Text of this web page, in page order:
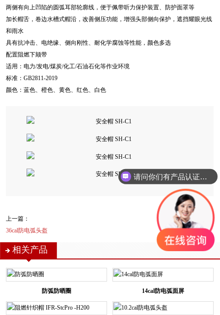
两侧有向上凹陷的圆弧耳部轮廓线，便于佩带听力保护装置、防护面罩等
加长帽舌，卷边水槽式帽沿，改善侧压功能，增强头部侧向保护，遮挡耀眼光线
和雨水
具有抗冲击、电绝缘、侧向刚性、耐化学腐蚀等性能，颜色多选
配置阻燃下颏带
适用：电力/发电/煤炭/化工/石油石化等作业环境
标准：GB2811-2019
颜色：蓝色、橙色、黄色、红色、白色
上一篇：
36cal防电弧头盔
下一篇：
安全帽 SH-V1
相关产品
防弧防晒圈 14cal防电弧面屏